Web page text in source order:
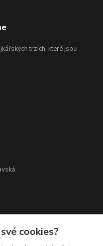
trzích, které jsou
cookies?